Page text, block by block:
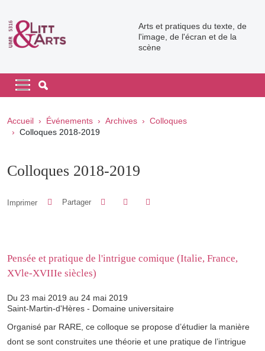
Arts et pratiques du texte, de
l'image, de l'écran et de la
scène
Navigation principale
Navigation principale mobile
Fil d'Ariane
Accueil Événements Archives
Colloques
Colloques 2018-2019
Colloques 2018-2019
Imprimer Partager Partager sur Facebook
Partager sur LinkedIn
Pensée et pratique de l'intrigue comique (Italie, France,
XVle-XVIIIe siècles)
Du 23 mai 2019 au 24 mai 2019
Saint-Martin-d'Hères - Domaine universitaire
Organisé par RARE, ce colloque se propose d’étudier la manière
dont se sont construites une théorie et une pratique de l’intrigue